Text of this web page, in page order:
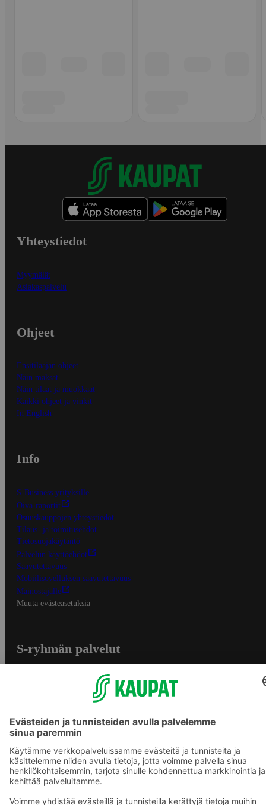
Yhteystiedot
Myymälät
Asiakaspalvelu
Ohjeet
Ensitilaajan ohjeet
Näin maksat
Näin tilaat ja muokkaat
Kaikki ohjeet ja vinkit
In English
Info
S-Business yrityksille
Oiva-raportit
Osuuskauppojen yhteystiedot
Tilaus- ja toimitusehdot
Tietosuojakäytäntö
Palvelun käyttöehdot
Saavutettavuus
Mobiilisovelluksen saavutettavuus
Mainostajalle
Muuta evästeasetuksia
S-ryhmän palvelut
S-ostoslista -sovellus
Prisma.fi
Sokos.fi
S-Pankki
Yhteishyvä
Sokos Hotels
Raflaamo